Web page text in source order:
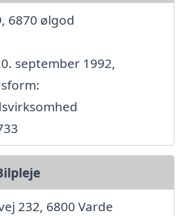
6870 ølgod
september 1992,
232, 6800 Varde